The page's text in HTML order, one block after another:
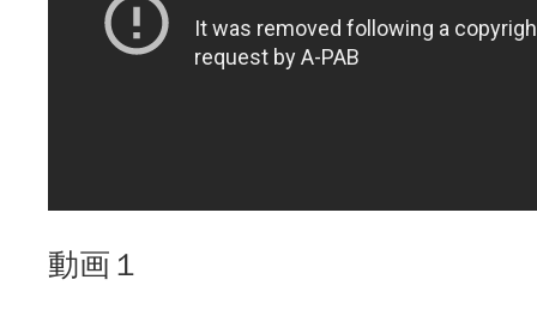
動画１